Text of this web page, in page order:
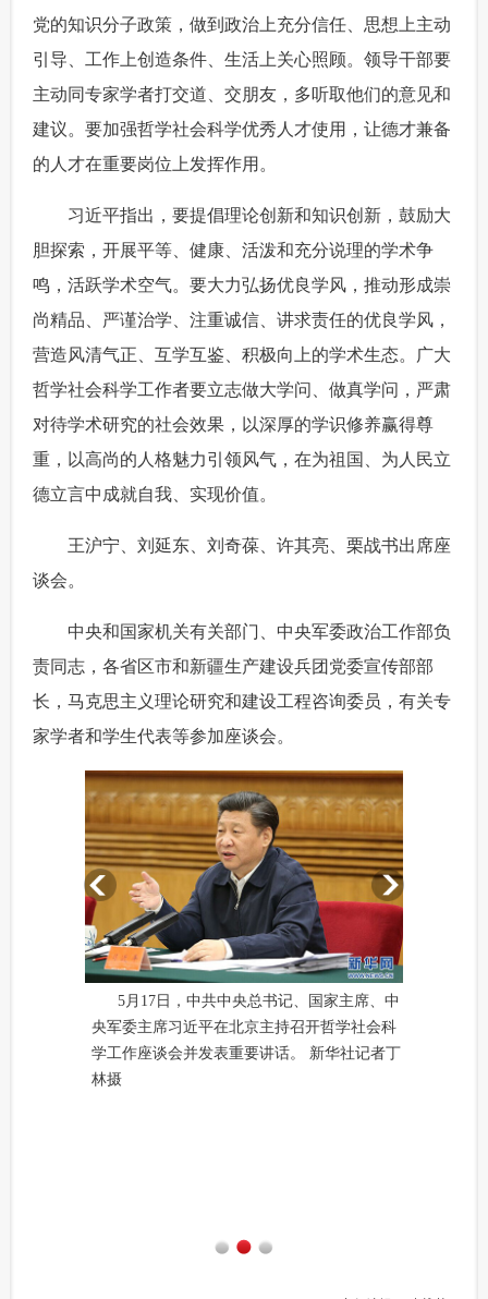
党的知识分子政策，做到政治上充分信任、思想上主动
引导、工作上创造条件、生活上关心照顾。领导干部要
主动同专家学者打交道、交朋友，多听取他们的意见和
建议。要加强哲学社会科学优秀人才使用，让德才兼备
的人才在重要岗位上发挥作用。
习近平指出，要提倡理论创新和知识创新，鼓励大
胆探索，开展平等、健康、活泼和充分说理的学术争
鸣，活跃学术空气。要大力弘扬优良学风，推动形成崇
尚精品、严谨治学、注重诚信、讲求责任的优良学风，
营造风清气正、互学互鉴、积极向上的学术生态。广大
哲学社会科学工作者要立志做大学问、做真学问，严肃
对待学术研究的社会效果，以深厚的学识修养赢得尊
重，以高尚的人格魅力引领风气，在为祖国、为人民立
德立言中成就自我、实现价值。
王沪宁、刘延东、刘奇葆、许其亮、栗战书出席座
谈会。
中央和国家机关有关部门、中央军委政治工作部负
责同志，各省区市和新疆生产建设兵团党委宣传部部
长，马克思主义理论研究和建设工程咨询委员，有关专
家学者和学生代表等参加座谈会。
5月17日，中共中央总书记、国家主席、中
央军委主席习近平在北京主持召开哲学社会科
学工作座谈会并发表重要讲话。 新华社记者丁
林摄